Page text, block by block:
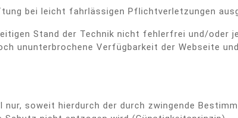
bei leicht fahrlässigen Pflichtverletzungen
Stand der Technik nicht fehlerfrei und/oder
ununterbrochene Verfügbarkeit der Webseite
soweit hierdurch der durch zwingende